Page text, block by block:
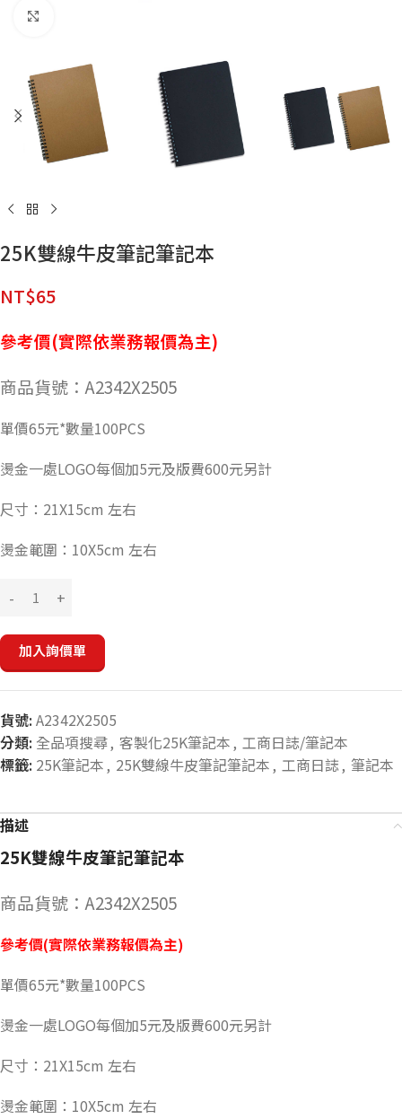
25K雙線牛皮筆記筆記本
NT$65
參考價(實際依業務報價為主)
商品貨號：A2342X2505
單價65元*數量100PCS
燙金一處LOGO每個加5元及版費600元另計
尺寸：21X15cm 左右
燙金範圍：10X5cm 左右
加入詢價單
貨號: A2342X2505
分類: 全品項搜尋, 客製化25K筆記本 , 工商日誌/筆記本
標籤: 25K筆記本 , 25K雙線牛皮筆記筆記本 , 工商日誌 , 筆記本
描述
25K雙線牛皮筆記筆記本
商品貨號：A2342X2505
參考價(實際依業務報價為主)
單價65元*數量100PCS
燙金一處LOGO每個加5元及版費600元另計
尺寸：21X15cm 左右
燙金範圍：10X5cm 左右